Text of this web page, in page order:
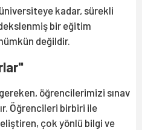
kadar, sürekli
bir eğitim
değildir.
öğrencilerimizi sınav
Öğrencileri birbiri ile
çok yönlü bilgi ve